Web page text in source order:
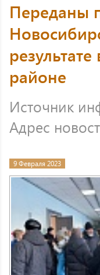
Переданы
районе
Источник
Адрес
9 Февраля 2023